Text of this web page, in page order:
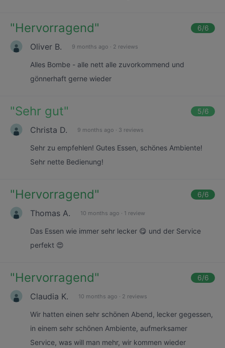
"Hervorragend" 6/6
Oliver B. 9 months ago · 2 reviews
Alles Bombe - alle nett alle zuvorkommend und
gönnerhaft gerne wieder
"Sehr gut" 5/6
Christa D. 9 months ago · 3 reviews
Sehr zu empfehlen! Gutes Essen, schönes Ambiente!
Sehr nette Bedienung!
"Hervorragend" 6/6
Thomas A. 10 months ago · 1 review
Das Essen wie immer sehr lecker 😋 und der Service
perfekt 😍
"Hervorragend" 6/6
Claudia K. 10 months ago · 2 reviews
Wir hatten einen sehr schönen Abend, lecker gegessen,
in einem sehr schönen Ambiente, aufmerksamer
Service, was will man mehr, wir kommen wieder